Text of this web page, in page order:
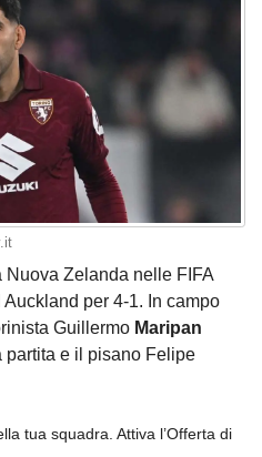
Zelanda nelle FIFA
per 4-1. In campo
Guillermo Maripan
partita e il pisano Felipe
tua squadra. Attiva l’Offerta di